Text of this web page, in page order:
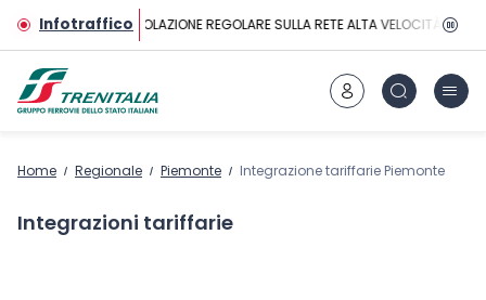
Vai al contenuto principale
InfotrafficoCIRCOLAZIONE REGOLARE SULLA RETE ALTA VELOCITÀ
Home Regionale Piemonte Integrazione tariffarie Piemonte
Integrazioni tariffarie